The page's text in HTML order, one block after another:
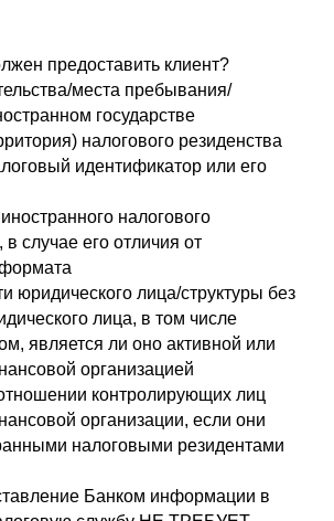
предоставить клиент?
места пребывания/
государстве
налогового резиденства
идентификатор или его
налогового
случае его отличия от
юридического лица/структуры без
лица, в том числе
является ли оно активной или
организацией
контролирующих лиц
организации, если они
налоговыми резидентами
Банком информации в